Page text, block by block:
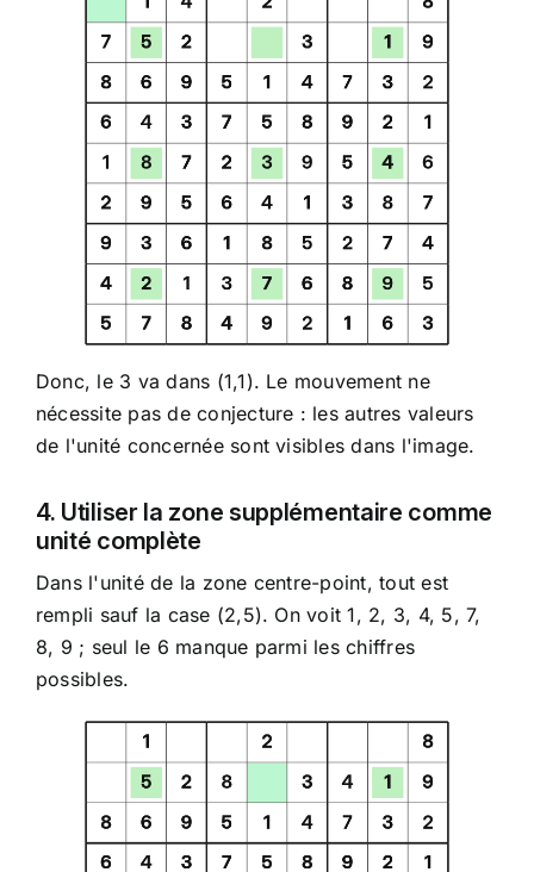
Donc, le 3 va dans (1,1). Le mouvement ne
nécessite pas de conjecture : les autres valeurs
de l'unité concernée sont visibles dans l'image.
4. Utiliser la zone supplémentaire comme
unité complète
Dans l'unité de la zone centre-point, tout est
rempli sauf la case (2,5). On voit 1, 2, 3, 4, 5, 7,
8, 9 ; seul le 6 manque parmi les chiffres
possibles.